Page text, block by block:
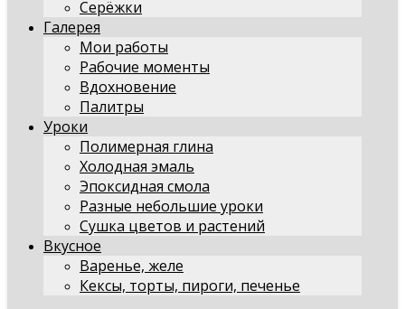
Серёжки
Галерея
Мои работы
Рабочие моменты
Вдохновение
Палитры
Уроки
Полимерная глина
Холодная эмаль
Эпоксидная смола
Разные небольшие уроки
Сушка цветов и растений
Вкусное
Варенье, желе
Кексы, торты, пироги, печенье